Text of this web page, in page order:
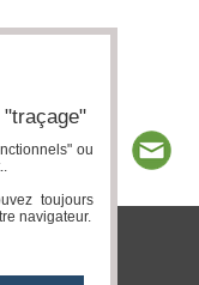
ou
toujours
navigateur.